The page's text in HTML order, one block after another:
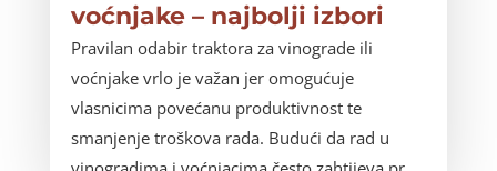
voćnjake – najbolji izbori
Pravilan odabir traktora za vinograde ili
voćnjake vrlo je važan jer omogućuje
vlasnicima povećanu produktivnost te
smanjenje troškova rada. Budući da rad u